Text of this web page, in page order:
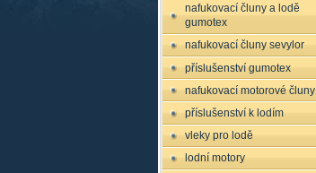
nafukovací čluny a lodě
gumotex
nafukovací čluny sevylor
příslušenství gumotex
nafukovací motorové čluny
příslušenství k lodím
vleky pro lodě
lodní motory